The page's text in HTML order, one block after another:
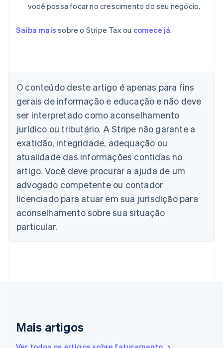
você possa focar no crescimento do seu negócio.
Saiba mais sobre o Stripe Tax ou comece já.
O conteúdo deste artigo é apenas para fins
gerais de informação e educação e não deve
ser interpretado como aconselhamento
jurídico ou tributário. A Stripe não garante a
exatidão, integridade, adequação ou
atualidade das informações contidas no
artigo. Você deve procurar a ajuda de um
advogado competente ou contador
licenciado para atuar em sua jurisdição para
aconselhamento sobre sua situação
particular.
Mais artigos
Alemanha
Deutsch English
Austrália
English
Áustria
Bélgica
NederlandsFrançaisDeutsch English
Brasil
Português English
Bulgária
English
Canadá
EnglishFrançais
China continental
Emirados Árabes Unidos
English
Eslováquia